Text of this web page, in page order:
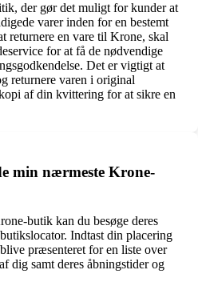
der gør det muligt for kunder at
varer inden for en bestemt
returnere en vare til Krone, skal
for at få de nødvendige
Det er vigtigt at
returnere varen i original
af din kvittering for at sikre en
min nærmeste Krone-
butik kan du besøge deres
Indtast din placering
præsenteret for en liste over
dig samt deres åbningstider og